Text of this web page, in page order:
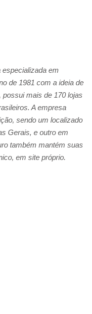
em
de 1981 com a ideia de
possui mais de 170 lojas
A empresa
sendo um localizado
Gerais, e outro em
também mantém suas
em site próprio.